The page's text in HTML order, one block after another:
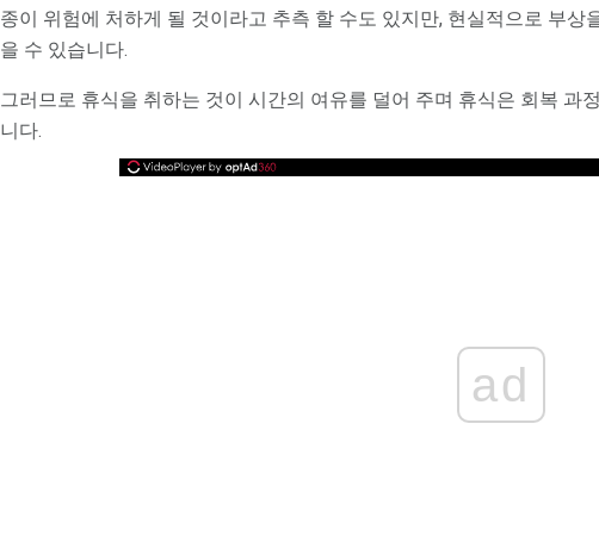
종이 위험에 처하게 될 것이라고 추측 할 수도 있지만, 현실적으로 부상
을 수 있습니다.
그러므로 휴식을 취하는 것이 시간의 여유를 덜어 주며 휴식은 회복 과
니다.
ad